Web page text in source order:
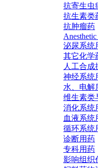
抗寄生虫
抗生素类
抗肿瘤药
泌尿系统
其它化学
人工合成
神经系统
水、电解
维生素类
消化系统
血液系统
循环系统
诊断用药
专科用药
影响组织